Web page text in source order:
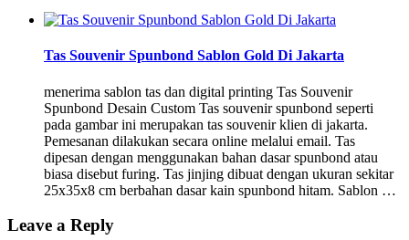
Tas Souvenir Spunbond Sablon Gold Di Jakarta
menerima sablon tas dan digital printing Tas Souvenir
Spunbond Desain Custom Tas souvenir spunbond seperti
pada gambar ini merupakan tas souvenir klien di jakarta.
Pemesanan dilakukan secara online melalui email. Tas
dipesan dengan menggunakan bahan dasar spunbond atau
biasa disebut furing. Tas jinjing dibuat dengan ukuran sekitar
25x35x8 cm berbahan dasar kain spunbond hitam. Sablon …
Leave a Reply